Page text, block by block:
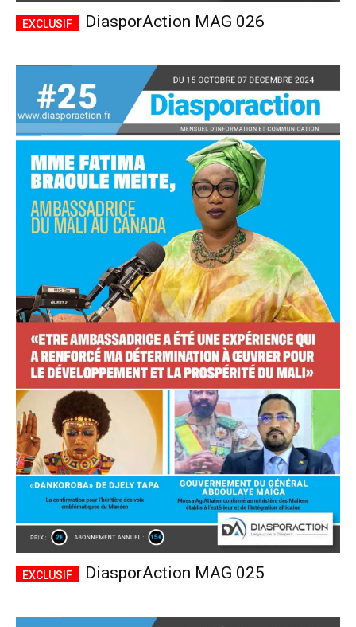
Accès complet
$22 / anplaceholder text
Tous les articles
Annonces
ANNUEL MENSUEL
CHOISIR LE FORFAIT
DiasporAction MAG 026
DiasporAction MAG 025